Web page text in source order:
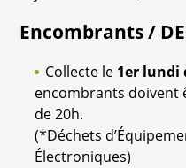
Encombrants /
Collecte le 1er lundi
encombrants doivent
de 20h.
(*Déchets
Électroniques)